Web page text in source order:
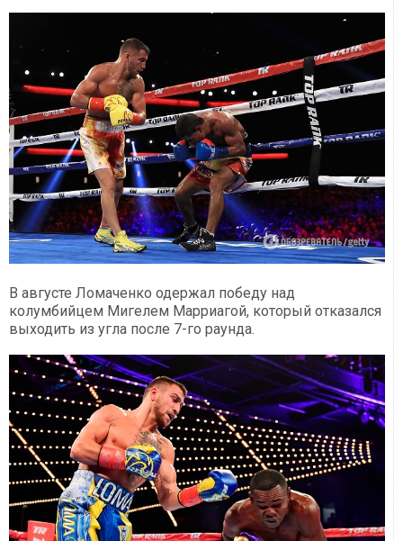
В августе Ломаченко одержал победу над
колумбийцем Мигелем Марриагой, который отказался
выходить из угла после 7-го раунда.